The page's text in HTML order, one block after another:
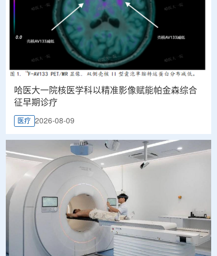
哈医大一院核医学科以精准影像赋能帕金森综合
征早期诊疗
医疗 2026-08-09